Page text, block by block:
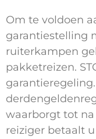
Om te voldoen
garantiestelling
ruiterkampen
pakketreizen.
waarborgt tot
reiziger betaalt